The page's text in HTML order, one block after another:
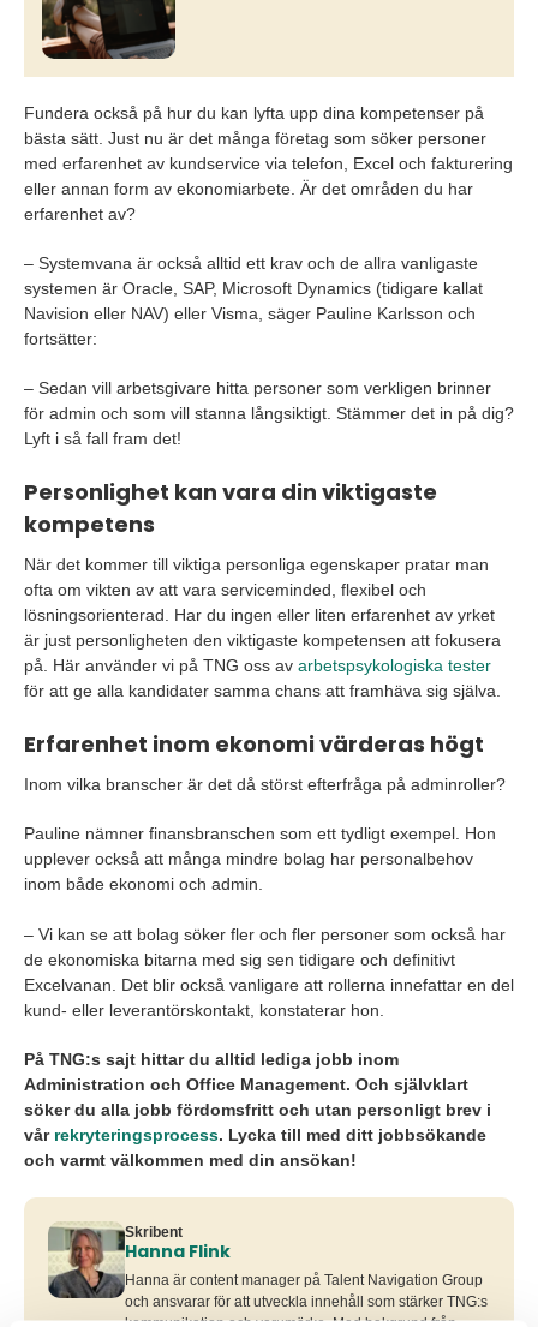
Fundera också på hur du kan lyfta upp dina kompetenser på
bästa sätt. Just nu är det många företag som söker personer
med erfarenhet av kundservice via telefon, Excel och fakturering
eller annan form av ekonomiarbete. Är det områden du har
erfarenhet av?
– Systemvana är också alltid ett krav och de allra vanligaste
systemen är Oracle, SAP, Microsoft Dynamics (tidigare kallat
Navision eller NAV) eller Visma, säger Pauline Karlsson och
fortsätter:
– Sedan vill arbetsgivare hitta personer som verkligen brinner
för admin och som vill stanna långsiktigt. Stämmer det in på dig?
Lyft i så fall fram det!
Personlighet kan vara din viktigaste
kompetens
När det kommer till viktiga personliga egenskaper pratar man
ofta om vikten av att vara serviceminded, flexibel och
lösningsorienterad. Har du ingen eller liten erfarenhet av yrket
är just personligheten den viktigaste kompetensen att fokusera
på. Här använder vi på TNG oss av arbetspsykologiska tester
för att ge alla kandidater samma chans att framhäva sig själva.
Erfarenhet inom ekonomi värderas högt
Inom vilka branscher är det då störst efterfråga på adminroller?
Pauline nämner finansbranschen som ett tydligt exempel. Hon
upplever också att många mindre bolag har personalbehov
inom både ekonomi och admin.
– Vi kan se att bolag söker fler och fler personer som också har
de ekonomiska bitarna med sig sen tidigare och definitivt
Excelvanan. Det blir också vanligare att rollerna innefattar en del
kund- eller leverantörskontakt, konstaterar hon.
På TNG:s sajt hittar du alltid lediga jobb inom
Administration och Office Management. Och självklart
söker du alla jobb fördomsfritt och utan personligt brev i
vår rekryteringsprocess. Lycka till med ditt jobbsökande
och varmt välkommen med din ansökan!
Skribent
Hanna Flink
Hanna är content manager på Talent Navigation Group
och ansvarar för att utveckla innehåll som stärker TNG:s
kommunikation och varumärke. Med bakgrund från